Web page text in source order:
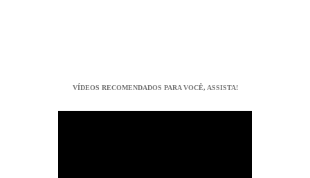
VÍDEOS RECOMENDADOS PARA VOCÊ, ASSISTA!